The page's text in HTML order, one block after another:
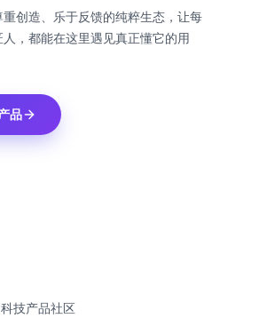
创造、乐于反馈的纯粹生态，让每
，都能在这里遇见真正懂它的用
品
技产品社区